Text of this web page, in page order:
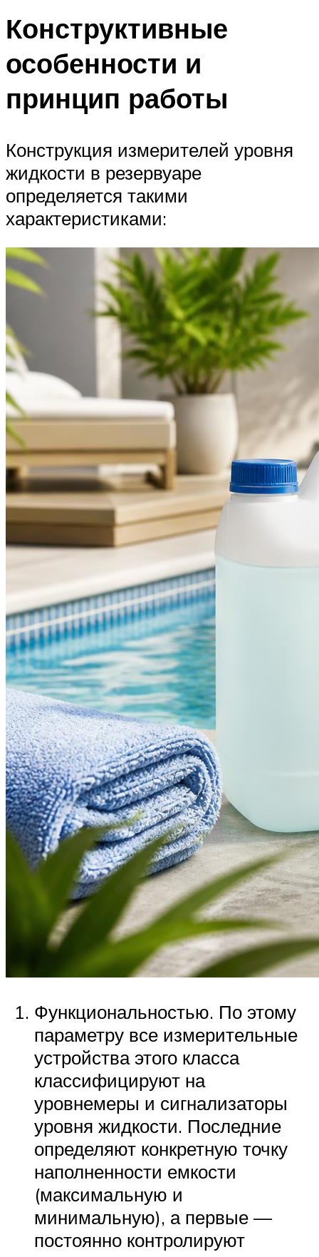
Конструктивные
особенности и
принцип работы
Конструкция измерителей уровня
жидкости в резервуаре
определяется такими
характеристиками:
Функциональностью. По этому
параметру все измерительные
устройства этого класса
классифицируют на
уровнемеры и сигнализаторы
уровня жидкости. Последние
определяют конкретную точку
наполненности емкости
(максимальную и
минимальную), а первые —
постоянно контролируют